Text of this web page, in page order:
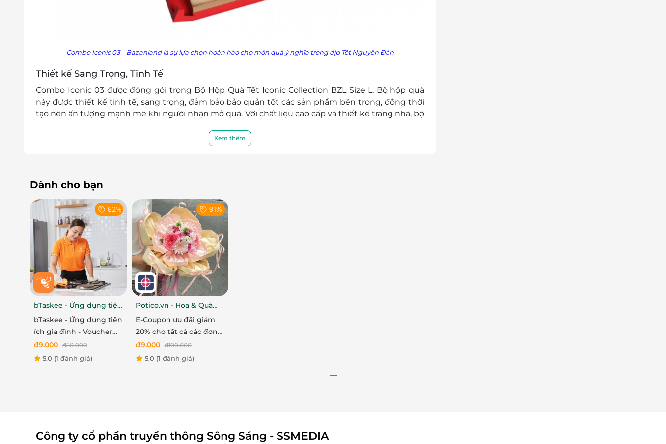
Combo Iconic 03 – Bazanland là sự lựa chọn hoàn hảo cho món quà ý nghĩa trong dịp Tết Nguyên Đán
Thiết kế Sang Trọng, Tinh Tế
Combo Iconic 03 được đóng gói trong Bộ Hộp Quà Tết Iconic Collection BZL Size L. Bộ hộp quà
này được thiết kế tinh tế, sang trọng, đảm bảo bảo quản tốt các sản phẩm bên trong, đồng thời
tạo nên ấn tượng mạnh mẽ khi người nhận mở quà. Với chất liệu cao cấp và thiết kế trang nhã, bộ
LifeLink - Địa Chỉ Mua Sắm Tiện Lợi Dễ Dàng Với Vô Vàn Ưu Đãi
quà này mà không phải mất thời gian đến cửa hàng, phù hợp cho những ai bận rộn trong dịp lễ
Tết.
Với mức giá hợp lý và các ưu đãi hấp dẫn, Combo Iconic 03 sẽ giúp bạn tiết kiệm chi phí mà vẫn có
thể tặng những món quà cao cấp và đầy ý nghĩa trong dịp Tết. Đây là lựa chọn lý tưởng để bạn
gửi gắm tình cảm và lời chúc tốt đẹp đến những người thân yêu.
Xem thêm
Dành cho bạn
82%
bTaskee - Ứng dụng tiện
ích gia đình
bTaskee - Ứng dụng tiện
ích gia đình - Voucher
giảm 50% tối đa 50.000
VND nhóm dịch vụ
đ9.000 đ50.000
5.0 (1 đánh giá)
91%
Potico.vn - Hoa & Quà
Tặng
E-Coupon ưu đãi giảm
20% cho tất cả các đơn
hàng đặt online tại
Potico.vn - Hoa & Quà
đ9.000 đ100.000
5.0 (1 đánh giá)
Công ty cổ phần truyền thông Sông Sáng - SSMEDIA